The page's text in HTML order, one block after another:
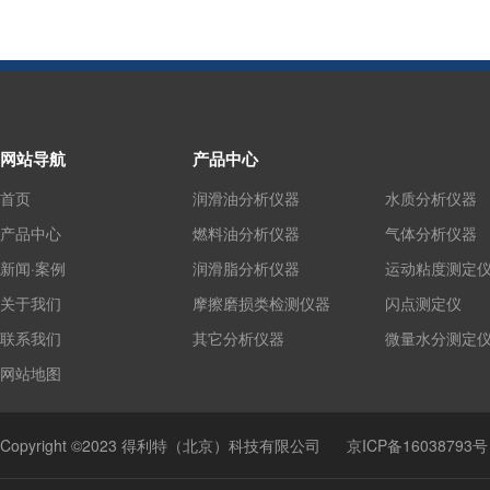
网站导航
首页
产品中心
新闻·案例
关于我们
联系我们
网站地图
产品中心
润滑油分析仪器
燃料油分析仪器
润滑脂分析仪器
摩擦磨损类检测仪器
其它分析仪器
水质分析仪器
气体分析仪器
运动粘度测定
闪点测定仪
微量水分测定
Copyright ©2023 得利特（北京）科技有限公司 京ICP备16038793号